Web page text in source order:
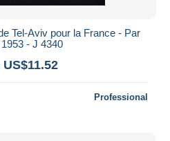
Tel-Aviv pour la France - Par
- J 4340
US$11.52
Professional